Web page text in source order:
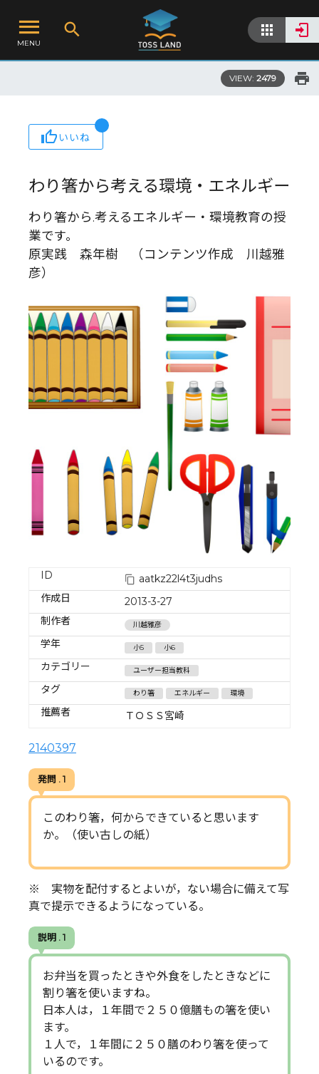
MENU
VIEW: 2479
いいね
わり箸から考える環境・エネルギー
わり箸から.考えるエネルギー・環境教育の授
業です。
原実践 森年樹 （コンテンツ作成 川越雅
彦）
ID
aatkz22l4t3judhs
作成日
2013-3-27
制作者
川越雅彦
学年 小5 小6
カテゴリー ユーザー担当教科
タグ わり箸 エネルギー 環境
推薦者 ＴＯＳＳ宮崎
2140397
発問 . 1
このわり箸，何からできていると思います
か。（使い古しの紙）
※ 実物を配付するとよいが，ない場合に備えて写
真で提示できるようになっている。
説明 . 1
お弁当を買ったときや外食をしたときなどに
割り箸を使いますね。
日本人は，１年間で２５０億膳もの箸を使い
ます。
１人で，１年間に２５０膳のわり箸を使って
いるのです。